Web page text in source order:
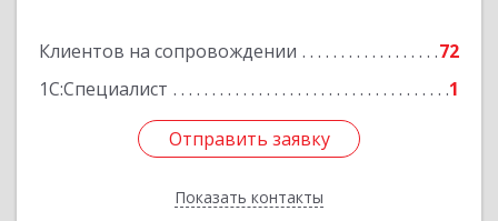
Клиентов на сопровождении
72
1С:Специалист
1
Отправить заявку
Показать контакты
Подробнее
Отправить заявку
Назад